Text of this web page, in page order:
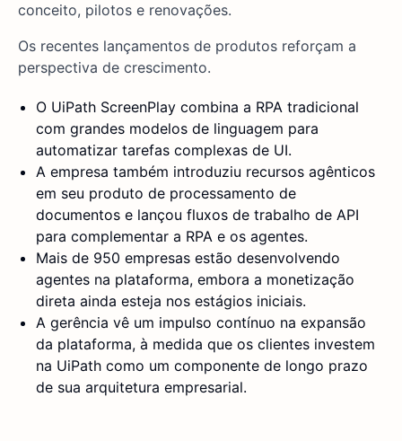
conceito, pilotos e renovações.
Os recentes lançamentos de produtos reforçam a
perspectiva de crescimento.
O UiPath ScreenPlay combina a RPA tradicional
com grandes modelos de linguagem para
automatizar tarefas complexas de UI.
A empresa também introduziu recursos agênticos
em seu produto de processamento de
documentos e lançou fluxos de trabalho de API
para complementar a RPA e os agentes.
Mais de 950 empresas estão desenvolvendo
agentes na plataforma, embora a monetização
direta ainda esteja nos estágios iniciais.
A gerência vê um impulso contínuo na expansão
da plataforma, à medida que os clientes investem
na UiPath como um componente de longo prazo
de sua arquitetura empresarial.